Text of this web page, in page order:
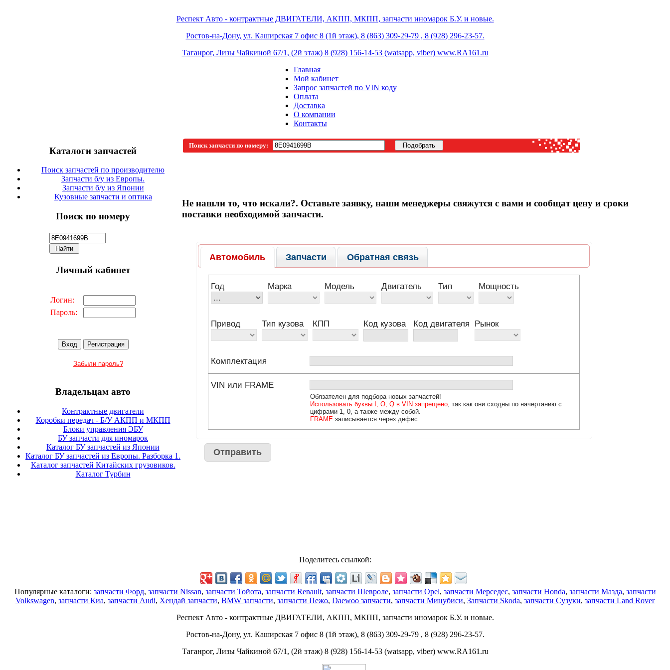
Респект Авто - контрактные ДВИГАТЕЛИ, АКПП, МКПП, запчасти иномарок Б.У. и новые.
Ростов-на-Дону, ул. Каширская 7 офис 8 (1й этаж), 8 (863) 309-29-79 , 8 (928) 296-23-57.
Таганрог, Лизы Чайкиной 67/1, (2й этаж) 8 (928) 156-14-53 (watsapp, viber) www.RA161.ru
Главная
Мой кабинет
Запрос запчастей по VIN коду
Оплата
Доставка
О компании
Контакты
Каталоги запчастей
Поиск запчастей по производителю
Запчасти б/у из Европы.
Запчасти б/у из Японии
Кузовные запчасти и оптика
Поиск по номеру
Личный кабинет
Логин:
Пароль:
Забыли пароль?
Владельцам авто
Контрактные двигатели
Коробки передач - Б/У АКПП и МКПП
Блоки управления ЭБУ
БУ запчасти для иномарок
Каталог БУ запчастей из Японии
Каталог БУ запчастей из Европы. Разборка 1.
Каталог запчастей Китайских грузовиков.
Каталог Турбин
Поиск запчасти по номеру:
Не нашли то, что искали?. Оставьте заявку, наши менеджеры свяжутся с вами и сообщат цену и сроки
поставки необходимой запчасти.
Поделитесь ссылкой:
Популярные каталоги: запчасти Форд, запчасти Nissan, запчасти Тойота, запчасти Renault, запчасти Шевроле, запчасти Opel, запчасти Мерседес, запчасти Honda, запчасти Мазда, запчасти
Volkswagen, запчасти Киа, запчасти Audi, Хендай запчасти, BMW запчасти, запчасти Пежо, Daewoo запчасти, запчасти Мицубиси, Запчасти Skoda, запчасти Сузуки, запчасти Land Rover
Респект Авто - контрактные ДВИГАТЕЛИ, АКПП, МКПП, запчасти иномарок Б.У. и новые.
Ростов-на-Дону, ул. Каширская 7 офис 8 (1й этаж), 8 (863) 309-29-79 , 8 (928) 296-23-57.
Таганрог, Лизы Чайкиной 67/1, (2й этаж) 8 (928) 156-14-53 (watsapp, viber) www.RA161.ru